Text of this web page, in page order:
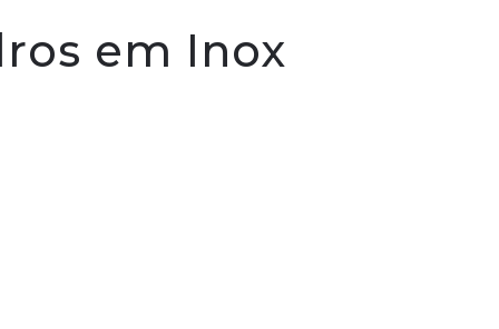
em Inox